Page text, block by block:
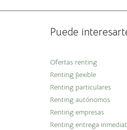
Puede
Ofertas renting
Renting flexible
Renting particulares
Renting autónomos
Renting empresas
Renting entrega